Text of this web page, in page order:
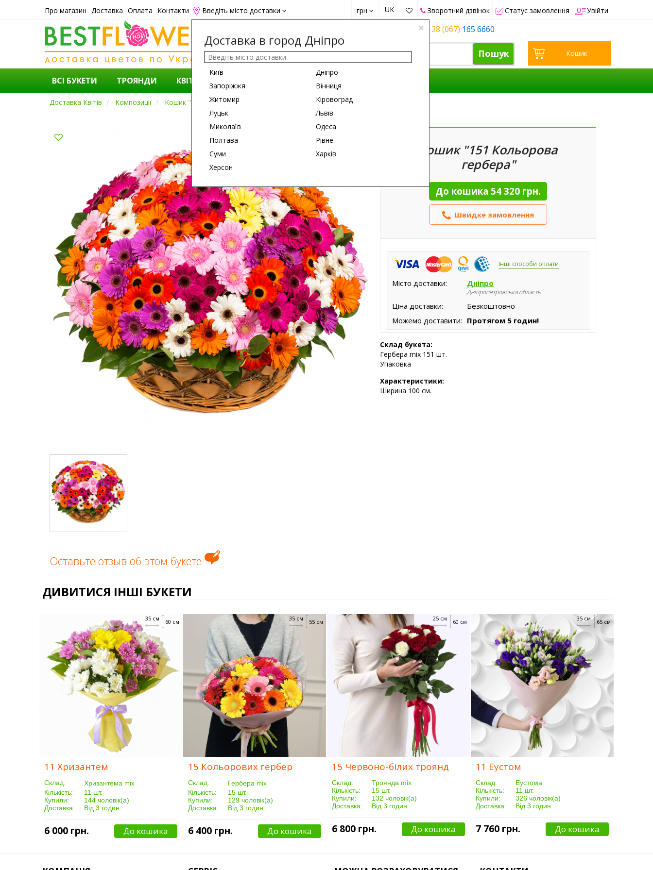
Про магазин Доставка Оплата Контакти Введіть місто доставки
×
Доставка в город Дніпро
Київ
Дніпро
Запоріжжя
Вінниця
Житомир
Кіровоград
Луцьк
Львів
Миколаїв
Одеса
Полтава
Рівне
Суми
Харків
Херсон
грн. UK Зворотний дзвінок Статус замовлення Увійти
+38 (067) 165 6660
Пошук Кошик
ВСІ БУКЕТИ ТРОЯНДИ КВІТИ
Доставка Квітів Композиції Кошик "151 Кольорова Гербера"
Оставьте отзыв об этом букете
Кошик "151 Кольорова
гербера"
До кошика 54 320 грн.
Швидке замовлення
Інші способи оплати
Місто доставки: Дніпро
Дніпропетровська область
Ціна доставки:
Безкоштовно
Можемо доставити: Протягом 5 годин!
Склад букета:
Гербера mix 151 шт.
Упаковка
Характеристики:
Ширина 100 см.
ДИВИТИСЯ ІНШІ БУКЕТИ
60 см
35 см
11 Хризантем
Склад: Хризантема mix
Кількість:
11 шт.
Купили:
144 чоловік(а)
Доставка:
Від 3 годин
6 000 грн. До кошика
55 см
35 см
15 Кольорових гербер
Склад: Гербера mix
Кількість:
15 шт.
Купили:
129 чоловік(а)
Доставка:
Від 3 годин
6 400 грн. До кошика
60 см
25 см
15 Червоно-білих троянд
Склад:
Троянда mix
Кількість:
15 шт.
Купили:
132 чоловік(а)
Доставка:
Від 3 годин
6 800 грн. До кошика
65 см
35 см
11 Еустом
Склад:
Еустома
Кількість:
11 шт.
Купили:
326 чоловік(а)
Доставка:
Від 3 годин
7 760 грн. До кошика